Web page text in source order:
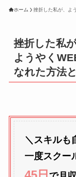
ホーム 挫折した私が、よ
挫折した私が
ようやく
なれた方法
＼スキルも
一度スクー